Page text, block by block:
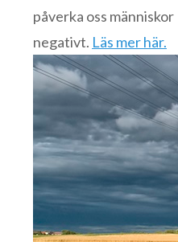
påverka oss människor
negativt. Läs mer här.